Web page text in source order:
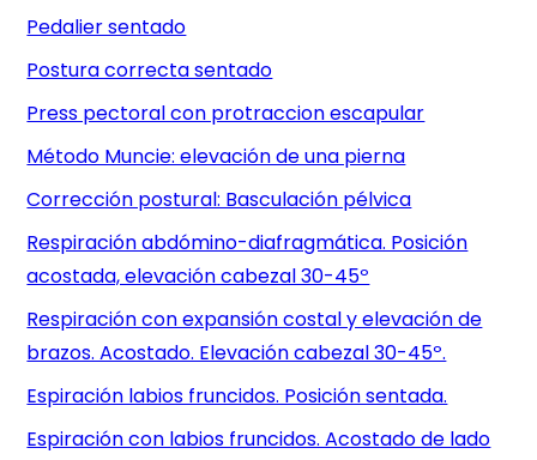
Pedalier sentado
Postura correcta sentado
Press pectoral con protraccion escapular
Método Muncie: elevación de una pierna
Corrección postural: Basculación pélvica
Respiración abdómino-diafragmática. Posición
acostada, elevación cabezal 30-45º
Respiración con expansión costal y elevación de
brazos. Acostado. Elevación cabezal 30-45º.
Espiración labios fruncidos. Posición sentada.
Espiración con labios fruncidos. Acostado de lado